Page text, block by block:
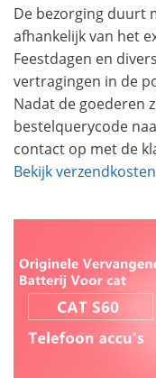
De bezorging duurt
afhankelijk van het
Feestdagen en
vertragingen in de
Nadat de goederen
bestelquerycode
contact op met de
Bekijk verzendkosten